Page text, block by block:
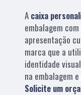
A caixa
embalagem
apresentação
marca que a
identidade
na embalagem
Solicite um